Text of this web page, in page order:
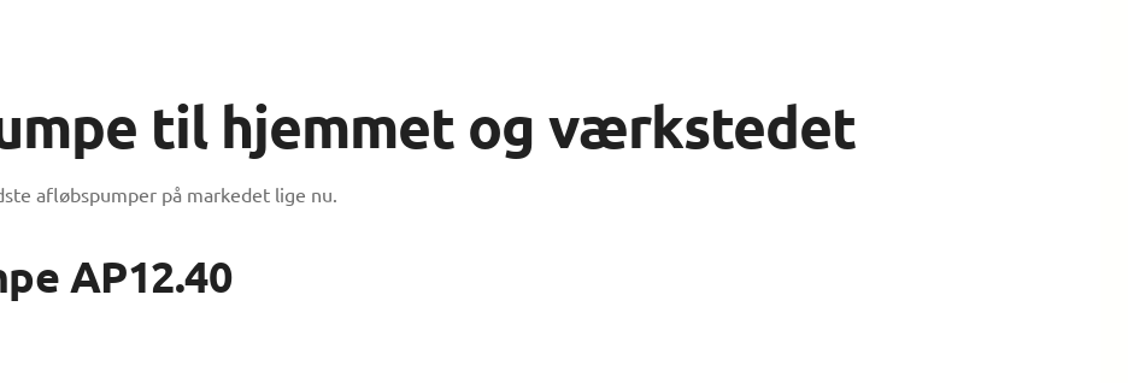
til hjemmet og værkstedet
afløbspumper på markedet lige nu.
AP12.40